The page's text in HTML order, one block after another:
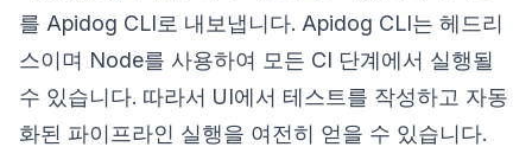
를 Apidog CLI로 내보냅니다. Apidog CLI는 헤드리
스이며 Node를 사용하여 모든 CI 단계에서 실행될
수 있습니다. 따라서 UI에서 테스트를 작성하고 자동
화된 파이프라인 실행을 여전히 얻을 수 있습니다.